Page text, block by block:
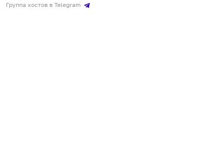
Группа хостов в Telegram